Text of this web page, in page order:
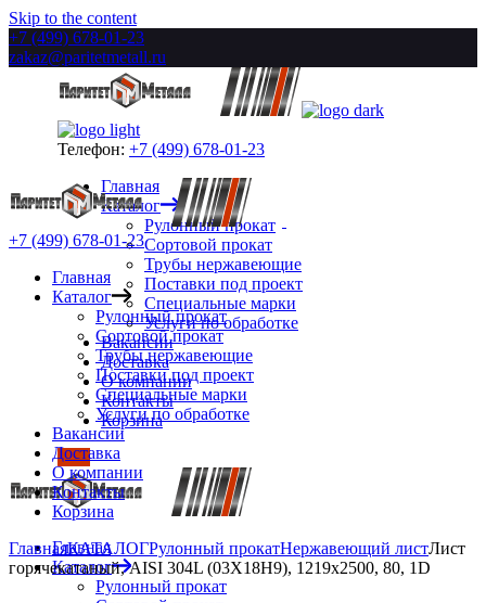
Skip to the content
+7 (499) 678-01-23
zakaz@paritetmetall.ru
Телефон: +7 (499) 678-01-23
Главная
Каталог
Рулонный прокат
Сортовой прокат
Трубы нержавеющие
Поставки под проект
Специальные марки
Услуги по обработке
Вакансии
Доставка
О компании
Контакты
Корзина
Главная
Каталог
Рулонный прокат
+7 (499) 678-01-23
Главная
Каталог
Рулонный прокат
Сортовой прокат
Трубы нержавеющие
Поставки под проект
Специальные марки
Услуги по обработке
Вакансии
Доставка
О компании
Контакты
Корзина
ГлавнаяКАТАЛОГРулонный прокатНержавеющий листЛист
горячекатаный, AISI 304L (03Х18Н9), 1219х2500, 80, 1D